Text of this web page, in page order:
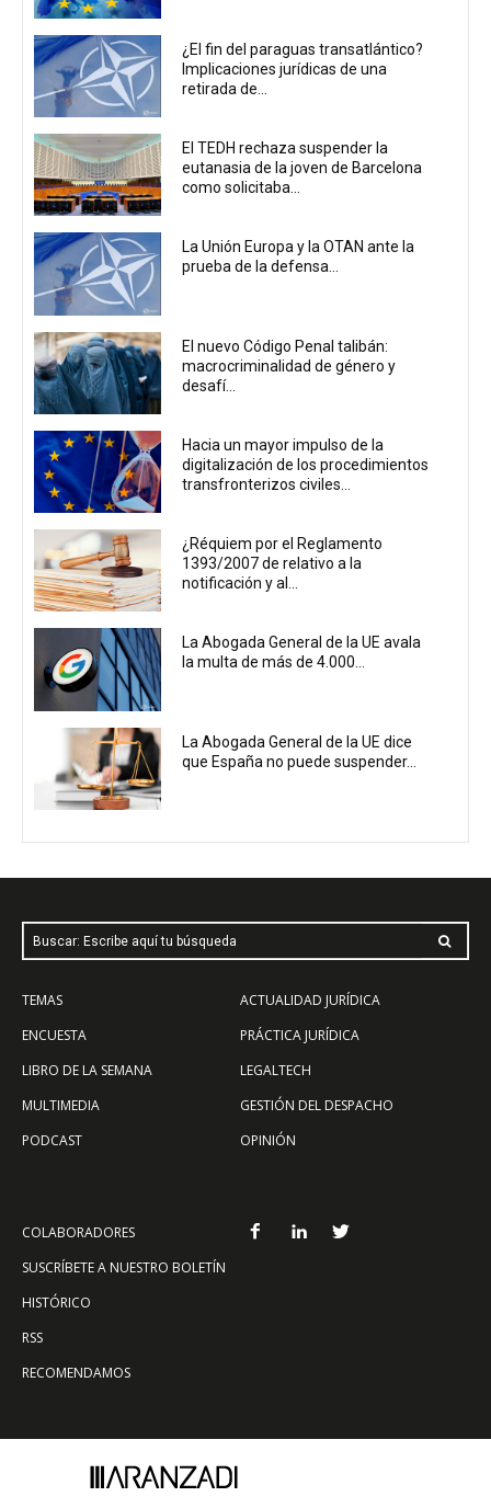
¿El fin del paraguas transatlántico?
Implicaciones jurídicas de una
retirada de...
El TEDH rechaza suspender la
eutanasia de la joven de Barcelona
como solicitaba...
La Unión Europa y la OTAN ante la
prueba de la defensa...
El nuevo Código Penal talibán:
macrocriminalidad de género y
desafí...
Hacia un mayor impulso de la
digitalización de los procedimientos
transfronterizos civiles...
¿Réquiem por el Reglamento
1393/2007 de relativo a la
notificación y al...
La Abogada General de la UE avala
la multa de más de 4.000...
La Abogada General de la UE dice
que España no puede suspender...
Buscar: Escribe aquí tu búsqueda
TEMAS
ENCUESTA
LIBRO DE LA SEMANA
MULTIMEDIA
PODCAST
ACTUALIDAD JURÍDICA
PRÁCTICA JURÍDICA
LEGALTECH
GESTIÓN DEL DESPACHO
OPINIÓN
COLABORADORES
SUSCRÍBETE A NUESTRO BOLETÍN
HISTÓRICO
RSS
RECOMENDAMOS